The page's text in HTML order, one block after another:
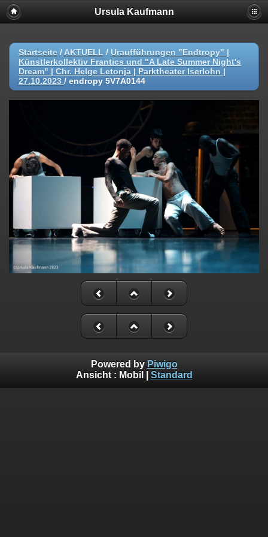
Ursula Kaufmann
Startseite / AKTUELL / Uraufführungen "Endtropy" |
Künstlerkollektiv Frantics und "A Late Summer Night's
Dream" | Chr. Helge Letonja | Parktheater Iserlohn |
27.10.2023 / endropy 5V7A0144
Powered by Piwigo
Ansicht : Mobil Standard